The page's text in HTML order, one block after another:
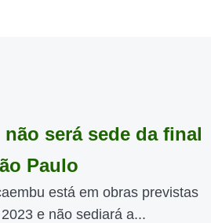
não será sede da final
Paulo
está em obras previstas
e não sediará a...